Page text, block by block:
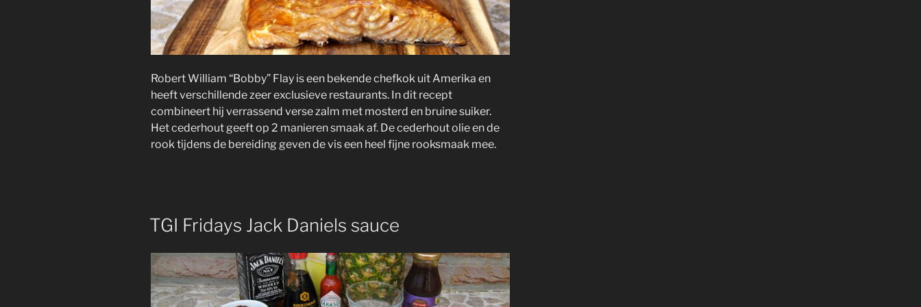
Robert William “Bobby” Flay is een bekende chefkok uit Amerika en
heeft verschillende zeer exclusieve restaurants. In dit recept
combineert hij verrassend verse zalm met mosterd en bruine suiker.
Het cederhout geeft op 2 manieren smaak af. De cederhout olie en de
rook tijdens de bereiding geven de vis een heel fijne rooksmaak mee.
TGI Fridays Jack Daniels sauce